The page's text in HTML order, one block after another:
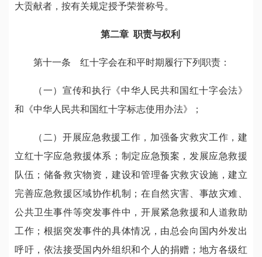
大贡献者，按有关规定授予荣誉称号。
第二章 职责与权利
第十一条 红十字会在和平时期履行下列职责：
（一）宣传和执行《中华人民共和国红十字会法》
和《中华人民共和国红十字标志使用办法》；
（二）开展应急救援工作，加强备灾救灾工作，建
立红十字应急救援体系；制定应急预案，发展应急救援
队伍；储备救灾物资，建设和管理备灾救灾设施，建立
完善应急救援区域协作机制；在自然灾害、事故灾难、
公共卫生事件等突发事件中，开展紧急救援和人道救助
工作；根据突发事件的具体情况，由总会向国内外发出
呼吁，依法接受国内外组织和个人的捐赠；地方各级红